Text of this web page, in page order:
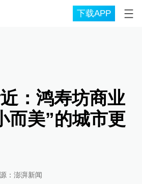
下载APP
：鸿寿坊商业
而美”的城市更
： 澎湃新闻